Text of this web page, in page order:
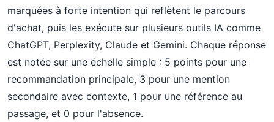
marquées à forte intention qui reflètent le parcours
d'achat, puis les exécute sur plusieurs outils IA comme
ChatGPT, Perplexity, Claude et Gemini. Chaque réponse
est notée sur une échelle simple : 5 points pour une
recommandation principale, 3 pour une mention
secondaire avec contexte, 1 pour une référence au
passage, et 0 pour l'absence.